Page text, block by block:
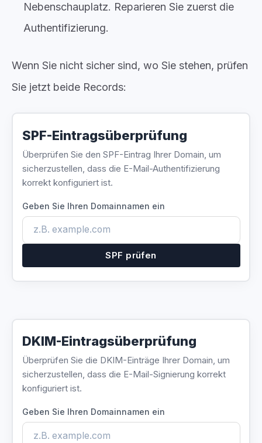
Nebenschauplatz. Reparieren Sie zuerst die
Authentifizierung.
Wenn Sie nicht sicher sind, wo Sie stehen, prüfen
Sie jetzt beide Records:
SPF-Eintragsüberprüfung
Überprüfen Sie den SPF-Eintrag Ihrer Domain, um
sicherzustellen, dass die E-Mail-Authentifizierung
korrekt konfiguriert ist.
Geben Sie Ihren Domainnamen ein
SPF prüfen
DKIM-Eintragsüberprüfung
Überprüfen Sie die DKIM-Einträge Ihrer Domain, um
sicherzustellen, dass die E-Mail-Signierung korrekt
konfiguriert ist.
Geben Sie Ihren Domainnamen ein